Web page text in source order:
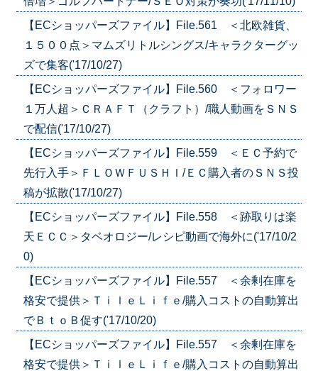
【ECショッパーズファイル】File.561 ＜北欧雑貨、
１５００点＞マムズリトルシングス/キャラクターグッ
ズで集客('17/10/27)
【ECショッパーズファイル】File.560 ＜フォロワー
１万人超＞ＣＲＡＦＴ（クラフト）/職人動画をＳＮＳ
で配信('17/10/27)
【ECショッパーズファイル】File.559 ＜ＥＣ予約で
先行入手＞ＦＬＯＷＦＵＳＨＩ/ＥＣ購入者のＳＮＳ投
稿が拡散('17/10/27)
【ECショッパーズファイル】File.558 ＜跡取りは楽
天ＥＣＣ＞タベオロジー/レシピ動画で海外に('17/10/2
0)
【ECショッパーズファイル】File.557 ＜余剰在庫を
格安で提供＞ＴｉｌｅＬｉｆｅ/購入コストの自動算出
でＢｔｏＢ促す('17/10/20)
【ECショッパーズファイル】File.557 ＜余剰在庫を
格安で提供＞ＴｉｌｅＬｉｆｅ/購入コストの自動算出